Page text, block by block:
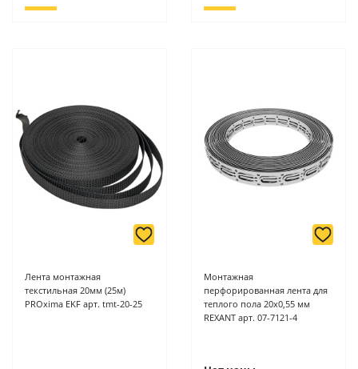
Лента монтажная
текстильная 20мм (25м)
PROxima EKF арт. tmt-20-25
Монтажная
перфорированная лента для
теплого пола 20х0,55 мм
REXANT арт. 07-7121-4